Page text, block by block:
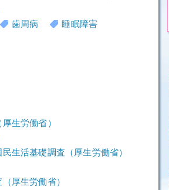
歯周病
睡眠障害
生労働省）
民生活基礎調査（厚生労働省）
厚生労働省）